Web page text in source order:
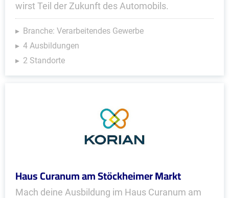
wirst Teil der Zukunft des Automobils.
Branche: Verarbeitendes Gewerbe
4 Ausbildungen
2 Standorte
Haus Curanum am Stöckheimer Markt
Mach deine Ausbildung im Haus Curanum am